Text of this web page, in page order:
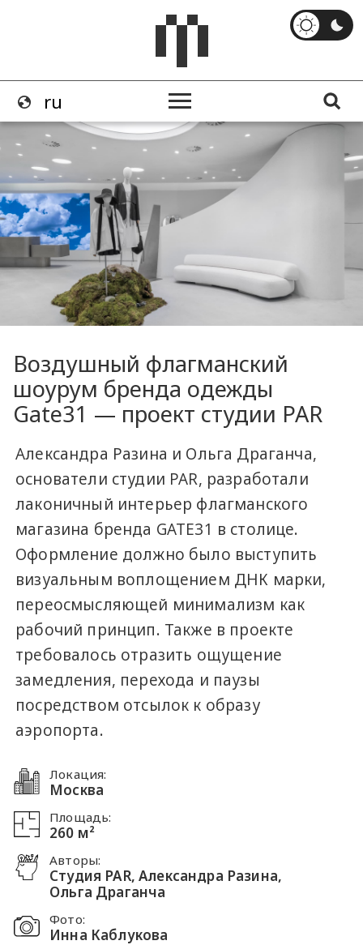
Воздушный флагманский
шоурум бренда одежды
Gate31 — проект студии PAR
Александра Разина и Ольга Драганча,
основатели студии PAR, разработали
лаконичный интерьер флагманского
магазина бренда GATE31 в столице.
Оформление должно было выступить
визуальным воплощением ДНК марки,
переосмысляющей минимализм как
рабочий принцип. Также в проекте
требовалось отразить ощущение
замедления, перехода и паузы
посредством отсылок к образу
аэропорта.
Локация:
Москва
Площадь:
260 м²
Авторы:
Студия PAR, Александра Разина,
Ольга Драганча
Фото:
Инна Каблукова